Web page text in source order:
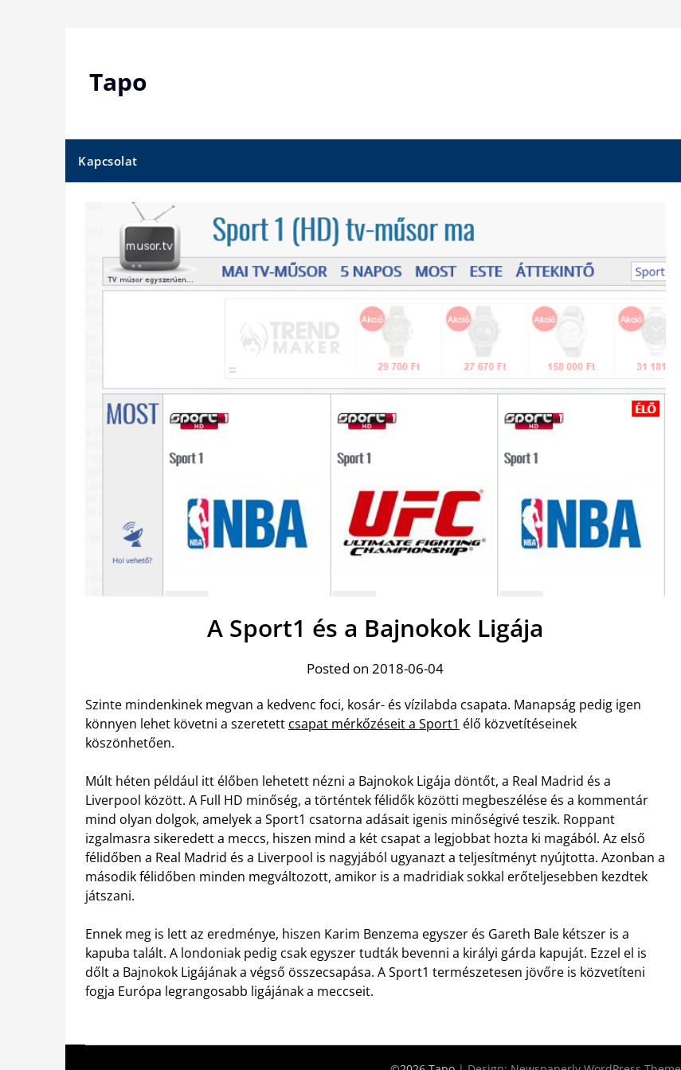
Tapo
Kapcsolat
A Sport1 és a Bajnokok Ligája
Posted on 2018-06-04
Szinte mindenkinek megvan a kedvenc foci, kosár- és vízilabda csapata. Manapság pedig igen
könnyen lehet követni a szeretett csapat mérkőzéseit a Sport1 élő közvetítéseinek
köszönhetően.
Múlt héten például itt élőben lehetett nézni a Bajnokok Ligája döntőt, a Real Madrid és a
Liverpool között. A Full HD minőség, a történtek félidők közötti megbeszélése és a kommentár
mind olyan dolgok, amelyek a Sport1 csatorna adásait igenis minőségivé teszik. Roppant
izgalmasra sikeredett a meccs, hiszen mind a két csapat a legjobbat hozta ki magából. Az első
félidőben a Real Madrid és a Liverpool is nagyjából ugyanazt a teljesítményt nyújtotta. Azonban a
második félidőben minden megváltozott, amikor is a madridiak sokkal erőteljesebben kezdtek
játszani.
Ennek meg is lett az eredménye, hiszen Karim Benzema egyszer és Gareth Bale kétszer is a
kapuba talált. A londoniak pedig csak egyszer tudták bevenni a királyi gárda kapuját. Ezzel el is
dőlt a Bajnokok Ligájának a végső összecsapása. A Sport1 természetesen jövőre is közvetíteni
fogja Európa legrangosabb ligájának a meccseit.